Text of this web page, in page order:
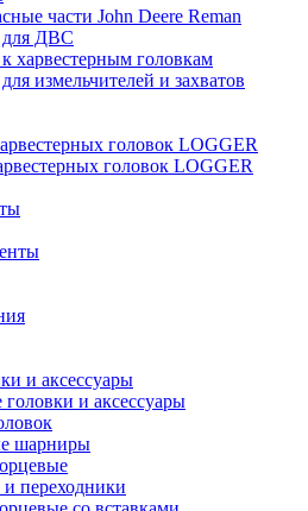
части John Deere Reman
для ДВС
харвестерным головкам
измельчителей и захватов
головок LOGGER
головок LOGGER
и аксессуары
и аксессуары
шарниры
переходники